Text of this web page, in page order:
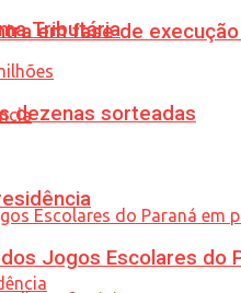
em fase de
Tributária
dezenas sorteadas
Jogos Escolares do